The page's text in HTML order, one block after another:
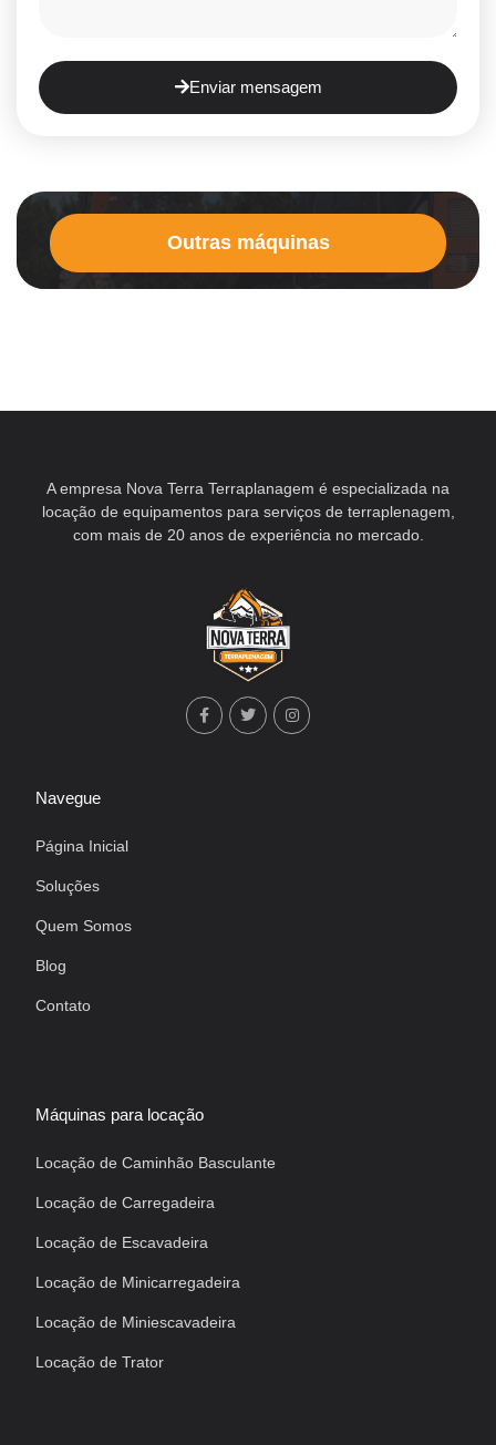
Enviar mensagem
Outras máquinas
A empresa Nova Terra Terraplanagem é especializada na
locação de equipamentos para serviços de terraplenagem,
com mais de 20 anos de experiência no mercado.
Navegue
Página Inicial
Soluções
Quem Somos
Blog
Contato
Máquinas para locação
Locação de Caminhão Basculante
Locação de Carregadeira
Locação de Escavadeira
Locação de Minicarregadeira
Locação de Miniescavadeira
Locação de Trator